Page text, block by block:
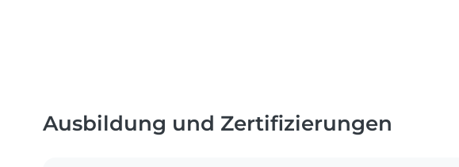
Ausbildung und Zertifizierungen